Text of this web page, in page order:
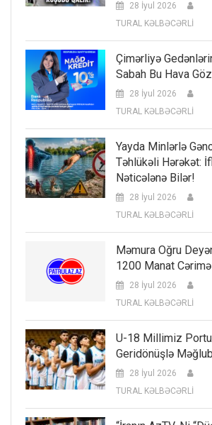
28 İyul 2026
TURAL KƏLBƏCƏRLİ
Çimərliyə
Sabah Bu Hava
28 İyul 2026
TURAL KƏLBƏCƏRLİ
Yayda Minlərlə
Təhlükəli Hərəkət:
Nəticələnə Bilər!
28 İyul 2026
TURAL KƏLBƏCƏRLİ
Məmura Oğru
1200 Manat
28 İyul 2026
TURAL KƏLBƏCƏRLİ
U-18 Millimiz
Geridönüşlə
28 İyul 2026
TURAL KƏLBƏCƏRLİ